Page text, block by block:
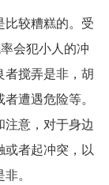
较糟糕的。受
会犯小人的冲
者搅弄是非，胡
遭遇危险等。
注意，对于身边
或者起冲突，以
。